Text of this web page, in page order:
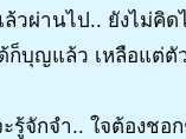
วผ่านไป.. ยังไม่คิด
ก็บุญแล้ว เหลือแต่ตั
รู้จักจำ.. ใจต้องชอ